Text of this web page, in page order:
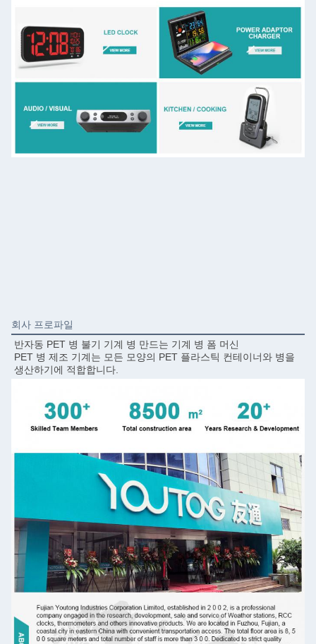
회사 프로파일
반자동 PET 병 불기 기계 병 만드는 기계 병 폼 머신
PET 병 제조 기계는 모든 모양의 PET 플라스틱 컨테이너와 병을
생산하기에 적합합니다.